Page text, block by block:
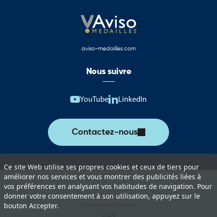
Ce site Web utilise ses propres cookies et ceux de tiers pour
améliorer nos services et vous montrer des publicités liées à
vos préférences en analysant vos habitudes de navigation. Pour
donner votre consentement à son utilisation, appuyez sur le
bouton Accepter.
aviso-medailles.com
Nous suivre
YouTube LinkedIn
Contactez-nous
Lexique